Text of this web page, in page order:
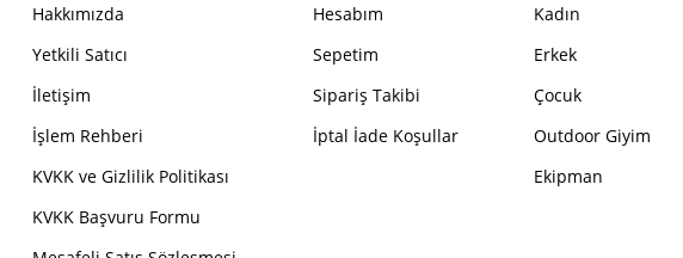
Hakkımızda
Yetkili Satıcı
İletişim
İşlem Rehberi
KVKK ve Gizlilik Politikası
KVKK Başvuru Formu
Hesabım
Sepetim
Sipariş Takibi
İptal İade Koşullar
Kadın
Erkek
Çocuk
Outdoor Giyim
Ekipman